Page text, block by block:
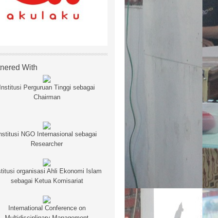
With
Institusi Perguruan Tinggi sebagai
Chairman
NGO Internasional sebagai
Researcher
organisasi Ahli Ekonomi Islam
sebagai Ketua Komisariat
International Conference on